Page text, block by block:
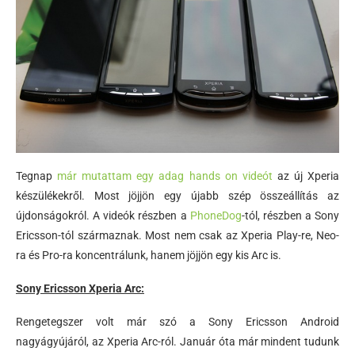
Tegnap már mutattam egy adag hands on videót az új Xperia
készülékekről. Most jöjjön egy újabb szép összeállítás az
újdonságokról. A videók részben a PhoneDog-tól, részben a Sony
Ericsson-tól származnak. Most nem csak az Xperia Play-re, Neo-
ra és Pro-ra koncentrálunk, hanem jöjjön egy kis Arc is.
Sony Ericsson Xperia Arc:
Rengetegszer volt már szó a Sony Ericsson Android
nagyágyújáról, az Xperia Arc-ról. Január óta már mindent tudunk